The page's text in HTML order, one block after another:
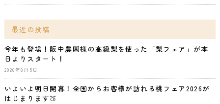
最近の投稿
今年も登場！阪中農園様の高級梨を使った「梨フェア」が本
日よりスタート！
2026年8月5日
いよいよ明日開幕！全国からお客様が訪れる桃フェア2026が
はじまります🍑